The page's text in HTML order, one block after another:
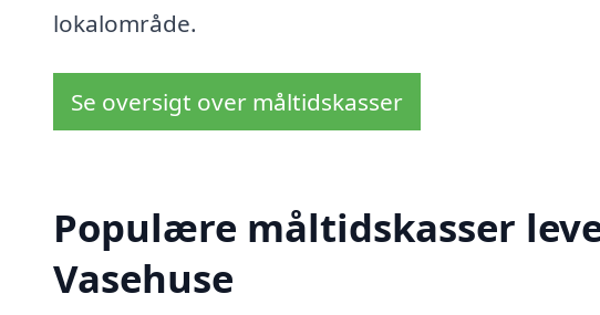
lokalområde.
Se oversigt over måltidskasser
Populære måltidskasser
Vasehuse